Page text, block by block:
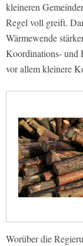
kleineren
Regel voll greift.
Wärmewende
Koordinations- und
vor allem kleinere
Worüber die